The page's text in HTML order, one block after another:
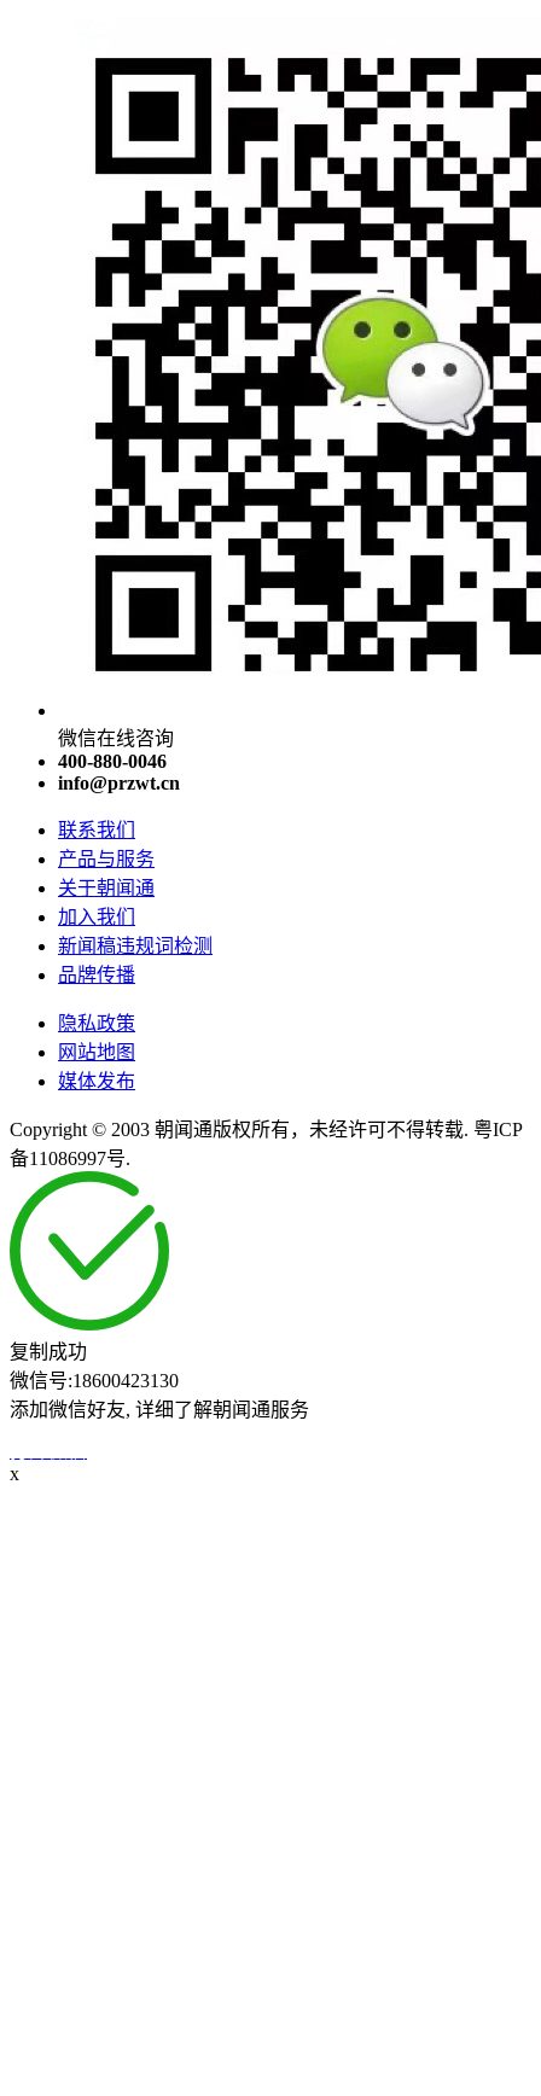
微信在线咨询
400-880-0046
info@przwt.cn
联系我们
产品与服务
关于朝闻通
加入我们
新闻稿违规词检测
品牌传播
隐私政策
网站地图
媒体发布
Copyright © 2003 朝闻通版权所有，未经许可不得转载. 粤ICP
备11086997号.
复制成功
微信号:18600423130
添加微信好友, 详细了解朝闻通服务
x